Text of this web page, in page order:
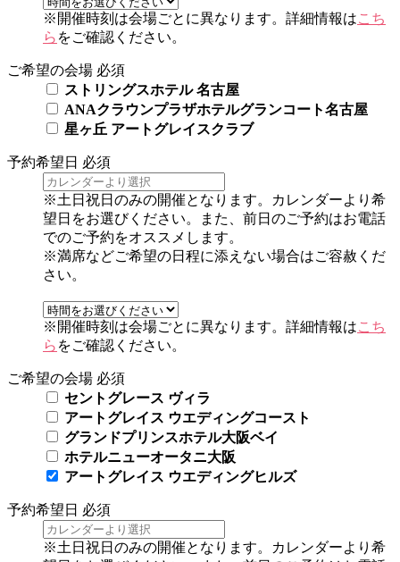
※開催時刻は会場ごとに異なります。詳細情報はこち
ら をご確認ください。
ご希望の会場 必須
ストリングスホテル 名古屋
ANAクラウンプラザホテルグランコート名古屋
星ヶ丘 アートグレイスクラブ
予約希望日 必須
※土日祝日のみの開催となります。カレンダーより希
望日をお選びください。また、前日のご予約はお電話
でのご予約をオススメします。
※満席などご希望の日程に添えない場合はご容赦くだ
さい。
※開催時刻は会場ごとに異なります。詳細情報はこち
ら をご確認ください。
ご希望の会場 必須
セントグレース ヴィラ
アートグレイス ウエディングコースト
グランドプリンスホテル大阪ベイ
ホテルニューオータニ大阪
アートグレイス ウエディングヒルズ
予約希望日 必須
※土日祝日のみの開催となります。カレンダーより希